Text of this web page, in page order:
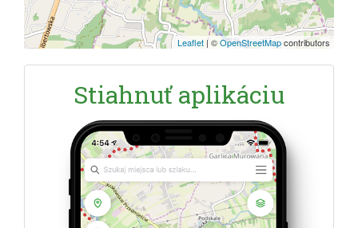
Leaflet |©OpenStreetMapcontributors
Stiahnuť aplikáciu